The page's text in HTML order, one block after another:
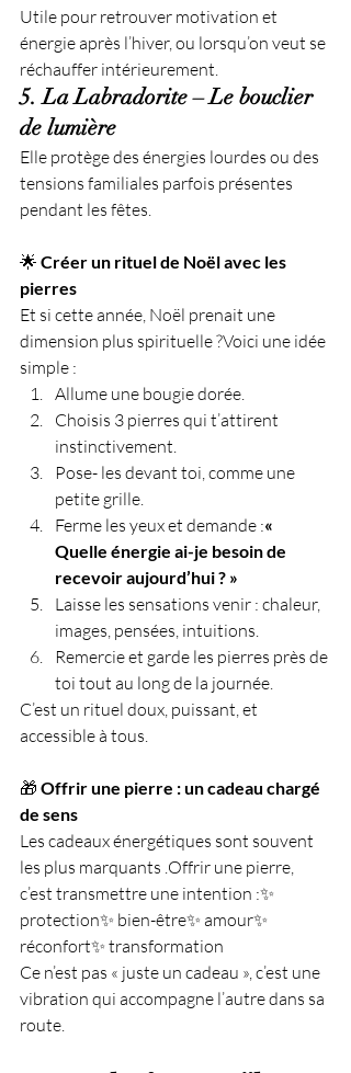
Utile pour retrouver motivation et
énergie après l’hiver, ou lorsqu’on veut se
réchauffer intérieurement.
5. La Labradorite – Le bouclier
de lumière
Elle protège des énergies lourdes ou des
tensions familiales parfois présentes
pendant les fêtes.
🌟 Créer un rituel de Noël avec les
pierres
Et si cette année, Noël prenait une
dimension plus spirituelle ?Voici une idée
simple :
Allume une bougie dorée.
Choisis 3 pierres qui t’attirent
instinctivement.
Pose- les devant toi, comme une
petite grille.
Ferme les yeux et demande :«
Quelle énergie ai-je besoin de
recevoir aujourd’hui ? »
Laisse les sensations venir : chaleur,
images, pensées, intuitions.
Remercie et garde les pierres près de
toi tout au long de la journée.
C’est un rituel doux, puissant, et
accessible à tous.
🎁 Offrir une pierre : un cadeau chargé
de sens
Les cadeaux énergétiques sont souvent
les plus marquants .Offrir une pierre,
c’est transmettre une intention :✨
protection✨ bien-être✨ amour✨
réconfort✨ transformation
Ce n’est pas « juste un cadeau », c’est une
vibration qui accompagne l’autre dans sa
route.